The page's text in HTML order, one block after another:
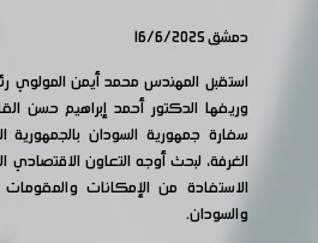
دمشق 16/6/2025
استقبل المهندس محمد أيمن
وريفها الدكتور أحمد إبراهيم حسن
سفارة جمهورية السودان بالجمهورية
الغرفة، لبحث أوجه التعاون الاقتصادي
الاستفادة من الإمكانات
والسودان.